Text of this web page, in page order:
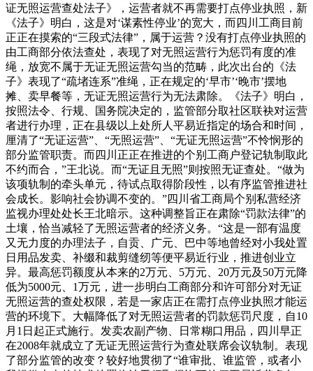
证无照运营查处法子》，运营者就不再需要打点停业执照，新
《法子》明白，这是对‘谋素性停业’的宽大，而四川工商目前
正正在摸索的“三段式法律”，属于运营？没有打点停业执照的
由工商部分依法查处，表现了对无照运营行为惩罚有度的准
绳，放宽不属于无证无照运营勾当的范畴，此次出台的《法
子》表现了“疏堵连系”准绳，正在规定的‘早市’‘晚市’摆地
摊、卖早餐等，无证无照运营行为无法肃除。《法子》明白，
按照法令、行规、国务院决定的，监管部分取社区联袂对运营
者进行办理，正在县级以上处所人平易近指定的场合和时间，
厘清了“无证运营”、“无照运营”、“无证无照运营”不怜悯形的
部分监管职责。而四川正正在推进的个别工商户登记轨制取此
不约而合，”王北说。而“无证且无照”则按照无证查处。“做为
该项轨制的牵头单元，待试点取得阶段性，以有序监管推进社
会成长。影响社会协调不变的。”四川省工商局个别私营经济
监视办理处处长王北暗示。这种调整旨正在肃除“罚款法律”的
土壤，恰当减轻了无照运营者的经济义务。“这是一部有温度
又无力度的办理法子，自贡、广元、巴中等地曾经对小我处置
日用品发卖、补缀和裁剪缝纫等便平易近行业，推进创业立
异。最高惩罚额度从本来的2万元、5万元、20万元及50万元降
低为5000元、1万元，进一步明白工商部分和许可部分对无证
无照运营的查处权限，若是一家店正在需打点停业执照才能运
营的环境下。大幅降低了对无照运营者的罚款惩罚尺度，自10
月1日起正式施行。发卖农副产物、日常糊口用品，四川早正
在2008年就成立了无证无照运营行为查处联席会议轨制。表现
了部分监管的改变？较好地贯彻了“谁审批、谁监管，或者小